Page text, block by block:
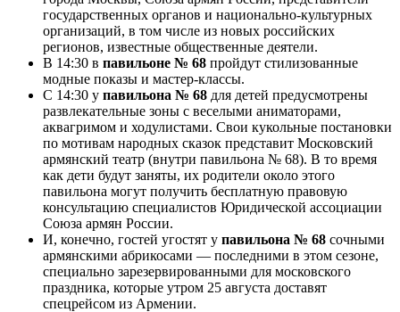
государственных органов и национально-культурных
организаций, в том числе из новых российских
регионов, известные общественные деятели.
В 14:30 в павильоне № 68 пройдут стилизованные
модные показы и мастер-классы.
С 14:30 у павильона № 68 для детей предусмотрены
развлекательные зоны с веселыми аниматорами,
аквагримом и ходулистами. Свои кукольные постановки
по мотивам народных сказок представит Московский
армянский театр (внутри павильона № 68). В то время
как дети будут заняты, их родители около этого
павильона могут получить бесплатную правовую
консультацию специалистов Юридической ассоциации
Союза армян России.
И, конечно, гостей угостят у павильона № 68 сочными
армянскими абрикосами — последними в этом сезоне,
специально зарезервированными для московского
праздника, которые утром 25 августа доставят
спецрейсом из Армении.